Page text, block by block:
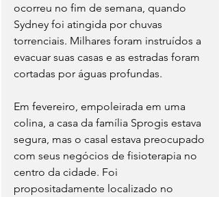
ocorreu no fim de semana, quando
Sydney foi atingida por chuvas
torrenciais. Milhares foram instruídos a
evacuar suas casas e as estradas foram
cortadas por águas profundas.
Em fevereiro, empoleirada em uma
colina, a casa da família Sprogis estava
segura, mas o casal estava preocupado
com seus negócios de fisioterapia no
centro da cidade. Foi
propositadamente localizado no